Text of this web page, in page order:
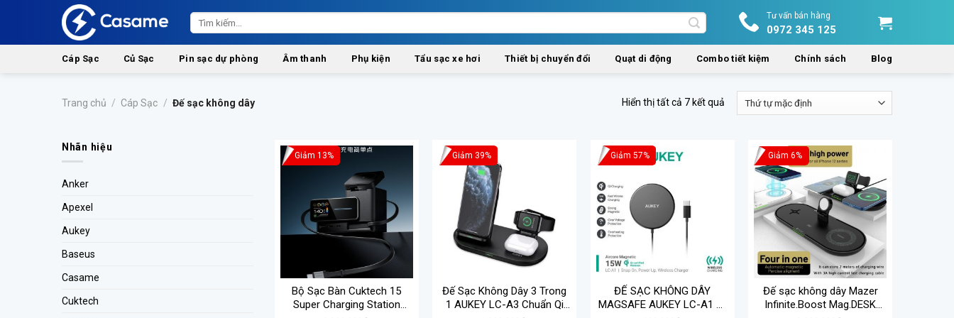
Tìm
kiếm:
Tư vấn bán hàng
0972 345 125
Cáp Sạc Củ Sạc Pin sạc dự phòng Âm thanh Phụ kiện Tẩu sạc xe hơi Thiết bị chuyển đổi Quạt di động Combo tiết kiệm Chính sách Blog
Trang chủ / Cáp Sạc / Đế sạc không dây Hiển thị tất cả 7 kết quả
Nhãn hiệu
Anker
Apexel
Aukey
Baseus
Casame
Cuktech
Giảm 13%
Bộ Sạc Bàn Cuktech 15
Super Charging Station
Giảm 39%
Đế Sạc Không Dây 3 Trong
1 AUKEY LC-A3 Chuẩn Qi
Giảm 57%
ĐẾ SẠC KHÔNG DÂY
MAGSAFE AUKEY LC-A1 QI
Giảm 6%
Đế sạc không dây Mazer
Infinite.Boost Mag.DESK